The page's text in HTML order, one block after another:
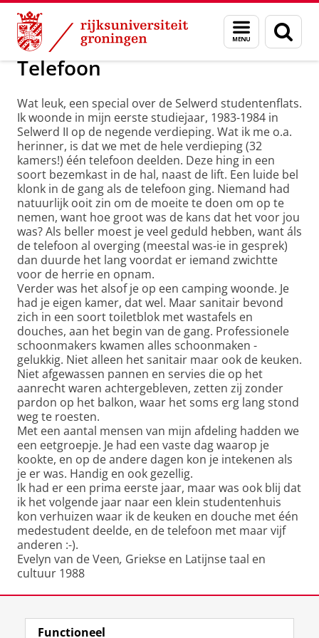
Skip
Content
Skip
Navigation
Menu
en
zoeken
Alumni Over alumni
Telefoon
Wat leuk, een special over de Selwerd studentenflats.
Ik woonde in mijn eerste studiejaar, 1983-1984 in
Selwerd II op de negende verdieping. Wat ik me o.a.
herinner, is dat we met de hele verdieping (32
kamers!) één telefoon deelden. Deze hing in een
soort bezemkast in de hal, naast de lift. Een luide bel
klonk in de gang als de telefoon ging. Niemand had
natuurlijk ooit zin om de moeite te doen om op te
nemen, want hoe groot was de kans dat het voor jou
was? Als beller moest je veel geduld hebben, want áls
de telefoon al overging (meestal was-ie in gesprek)
dan duurde het lang voordat er iemand zwichtte
voor de herrie en opnam.
Verder was het alsof je op een camping woonde. Je
had je eigen kamer, dat wel. Maar sanitair bevond
zich in een soort toiletblok met wastafels en
douches, aan het begin van de gang. Professionele
schoonmakers kwamen alles schoonmaken -
gelukkig. Niet alleen het sanitair maar ook de keuken.
Niet afgewassen pannen en servies die op het
aanrecht waren achtergebleven, zetten zij zonder
pardon op het balkon, waar het soms erg lang stond
weg te roesten.
Met een aantal mensen van mijn afdeling hadden we
een eetgroepje. Je had een vaste dag waarop je
kookte, en op de andere dagen kon je intekenen als
je er was. Handig en ook gezellig.
Ik had er een prima eerste jaar, maar was ook blij dat
ik het volgende jaar naar een klein studentenhuis
kon verhuizen waar ik de keuken en douche met één
medestudent deelde, en de telefoon met maar vijf
anderen :-).
Evelyn van de Veen, Griekse en Latijnse taal en
cultuur 1988
Laatst gewijzigd: 09 oktober 2019 12:32
Functioneel